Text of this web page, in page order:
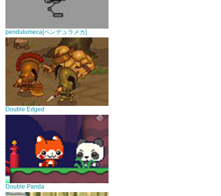
pendulumeca[ペンデュラメカ]
Double Edged
Double Panda